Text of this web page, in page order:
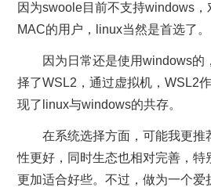
因为swoole目前不支持windows
MAC的用户，linux当然是首选了。
因为日常还是使用windows的
择了WSL2，通过虚拟机，WSL2
现了linux与windows的共存。
在系统选择方面，可能我更推
性更好，同时生态也相对完善，特
更加适合好些。不过，做为一个爱